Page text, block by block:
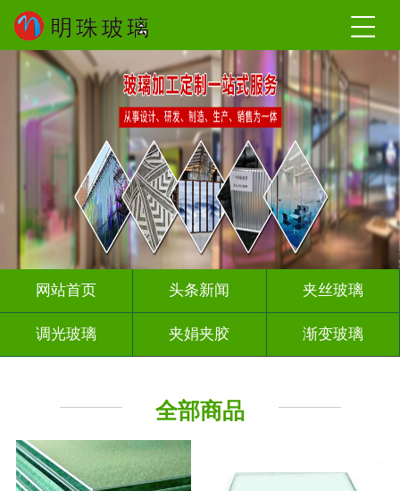
网站首页 头条新闻 夹丝玻璃
调光玻璃 夹娟夹胶 渐变玻璃
全部商品